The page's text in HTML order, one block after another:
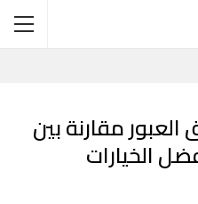
مقارنة بين
الخيارات